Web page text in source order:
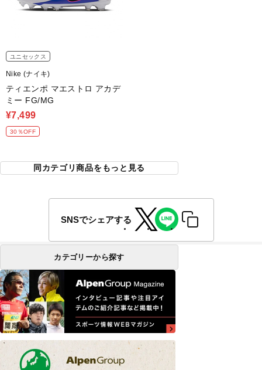
ユニセックス
Nike (ナイキ)
ティエンポ マエストロ アカデ
ミー FG/MG
¥7,499
30％OFF
同カテゴリ商品をもっと見る
SNSでシェアする
カテゴリーから探す